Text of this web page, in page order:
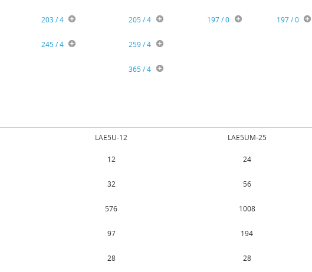
203 / 4 205 / 4 197 / 0 197 / 0
245 / 4 259 / 4
365 / 4
LAE5U-12 LAE5UM-25
12 24
32 56
576 1008
97 194
28 28